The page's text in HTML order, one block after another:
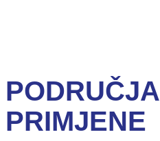
PODRUČJA
PRIMJENE